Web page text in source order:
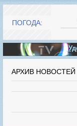
ПОГОДА:
АРХИВ НОВОСТЕЙ